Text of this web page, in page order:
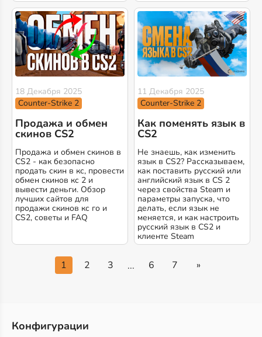
18 Декабря 2025
Counter-Strike 2
Продажа и обмен
скинов CS2
Продажа и обмен скинов в
CS2 - как безопасно
продать скин в кс, провести
обмен скинов кс 2 и
вывести деньги. Обзор
лучших сайтов для
продажи скинов кс го и
CS2, советы и FAQ
11 Декабря 2025
Counter-Strike 2
Как поменять язык в
CS2
Не знаешь, как изменить
язык в CS2? Рассказываем,
как поставить русский или
английский язык в CS 2
через свойства Steam и
параметры запуска, что
делать, если язык не
меняется, и как настроить
русский язык в CS2 и
клиенте Steam
1 2 3 ... 6 7 »
Конфигурации